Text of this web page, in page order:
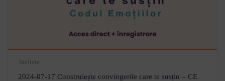
Ateliere
2024-07-17 Construiește convingerile care te susțin – CE